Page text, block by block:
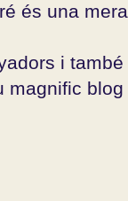
és una
i
magnific